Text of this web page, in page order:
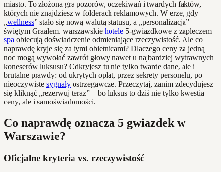
miasto. To złożona gra pozorów, oczekiwań i twardych faktów,
których nie znajdziesz w folderach reklamowych. W erze, gdy
„wellness” stało się nową walutą statusu, a „personalizacja” –
świętym Graalem, warszawskie hotele 5-gwiazdkowe z zapleczem
spa obiecują doświadczenie odmieniające rzeczywistość. Ale co
naprawdę kryje się za tymi obietnicami? Dlaczego ceny za jedną
noc mogą wywołać zawrót głowy nawet u najbardziej wytrawnych
koneserów luksusu? Odkryjesz tu nie tylko twarde dane, ale i
brutalne prawdy: od ukrytych opłat, przez sekrety personelu, po
nieoczywiste sygnały ostrzegawcze. Przeczytaj, zanim zdecydujesz
się kliknąć „rezerwuj teraz” – bo luksus to dziś nie tylko kwestia
ceny, ale i samoświadomości.
Co naprawdę oznacza 5 gwiazdek w
Warszawie?
Oficjalne kryteria vs. rzeczywistość